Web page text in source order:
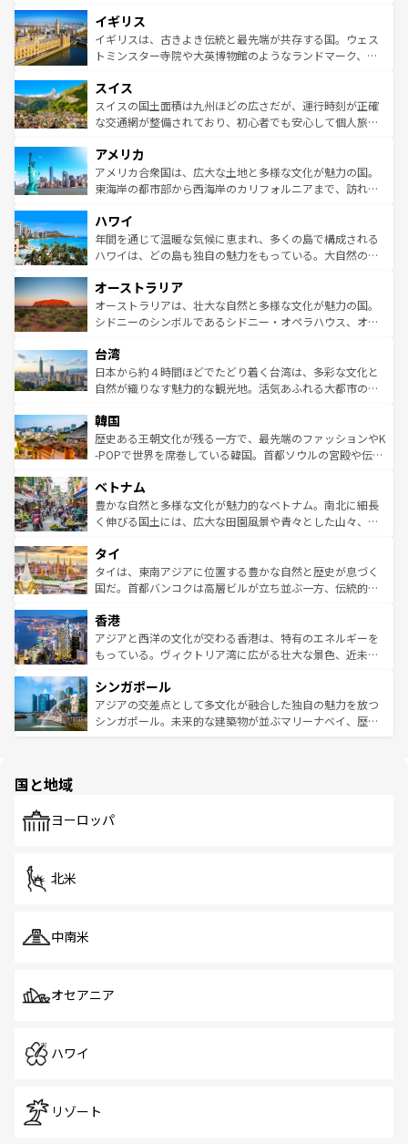
いる。シャンパンの発祥地であるランス、プロヴァンスの
香り高いラベンダー畑など、多彩な楽しみ方が可能だ。さ
らに、パリ以外の地域にも魅力が溢れており、どの街角に
れる地方に足を運ぶとそれぞれで全く異なる文化を体験で
きるだろう。 なお、新着のフランス情報はコンテンツ一覧
を参照してほしい。
顔を持つこの国は、どこを歩いても飽きることがない。ベ
ルリンの文化的活気、バイエルン州のアルプスの絶景、そ
してライン川沿いのワイン畑といった風景は必見。ビール
は、お酒好きな人にはぜひ体験してほしい。 なお、新着の
ドイツ情報はコンテンツ一覧を参照してほしい。
イギリス
イギリスは、古きよき伝統と最先端が共存する国。ウェス
トミンスター寺院や大英博物館のようなランドマーク、歴
リアごとに異なる魅力がある。また、優雅なアフタヌーン
ティー、ビール好きにはたまらない英国パブ、サッカー観
戦など、本場だからこそできる体験も豊富。イギリスを旅
ンツ一覧を参照してほしい。
スイス
スイスの国土面積は九州ほどの広さだが、運行時刻が正確
な交通網が整備されており、初心者でも安心して個人旅行
の建物がそのまま残る町や、スイスならではのユニークな
博物館もあり、アルプス観光だけでなく町歩きも満喫する
ことができる。国民の所得が高いため物価も高いが、旅行
ば市内交通費無料で観光を楽しむこともできる。 なお、新
着のスイス情報はコンテンツ一覧 を参照してほしい。
アメリカ
アメリカ合衆国は、広大な土地と多様な文化が魅力の国。
東海岸の都市部から西海岸のカリフォルニアまで、訪れる
のような巨大都市は、観光、ショッピング、エンターテイ
ンメントが詰まった刺激的なスポットだ。一方、アメリカ
西部には大自然が広がり、グランドキャニオンやイエロー
部のニューオーリンズでは、音楽と美食が融合した独特の
文化が魅力。旅行者はアメリカの各地域で異なる魅力を楽
しみながら、その多様性と豊かな歴史を感じることができ
ならではの贅沢な旅のスタイルだ。 なお、新着のアメリカ
情報はコンテンツ一覧を参照してほしい。
ハワイ
年間を通じて温暖な気候に恵まれ、多くの島で構成される
ハワイは、どの島も独自の魅力をもっている。大自然の神
ワイ島は見逃せない。また、定番の観光地といえばオアフ
島だが、静かな自然を求めるならマウイ島やカウアイ島が
おすすめ。エメラルドグリーンに輝く海をはじめ、豊かな
れるおもてなしの心で訪れる人々を迎えてくれるハワイの
人々、おいしいローカルフードやハワイアンミュージッ
ク、伝統的なフラダンスなど、すべてがハワイの魅力を彩
ワイを、存分に味わってほしい。 なお、新着のハワイ情報
はコンテンツ一覧を参照してほしい。
オーストラリア
オーストラリアは、壮大な自然と多様な文化が魅力の国。
シドニーのシンボルであるシドニー・オペラハウス、オー
リアリーフや大陸中央部にそびえるウルル（エアーズロッ
ク）、タスマニアの美しい原生林やケアンズの熱帯雨林な
ど、見どころがたくさん。また、カフェやワイン、オージ
いる。アクティビティも充実しており、サーフィンやダイ
ビング、ハイキングなど、アウトドア好きにはたまらな
い。オーストラリアの多彩な魅力を存分に味わいつくそ
参照してほしい。
台湾
日本から約４時間ほどでたどり着く台湾は、多彩な文化と
自然が織りなす魅力的な観光地。活気あふれる大都市の台
ン）、静ひつな山岳地帯である台湾東部など、都市の喧騒
と山間の静けさが共存しており、訪れる人に新しい発見と
驚きをもたらしてくれる。また、奥深い台湾の食文化も魅
容にもいいと評判のスイーツなど、バラエティ豊かな料理
が味わえる。 なお、新着の台湾情報は コンテンツ一覧を参
照してほしい。
韓国
歴史ある王朝文化が残る一方で、最先端のファッションやK
-POPで世界を席巻している韓国。首都ソウルの宮殿や伝統
き、地方に足を延ばせば四季折々の自然美を楽しむことが
できる。そして、キムチや焼肉、絶品のストリートフード
まで、さまざまな韓国料理が待っている。夜には、韓国な
リティに包まれながら、韓国の多彩な魅力を心ゆくまで味
わってみてほしい。 なお、新着の韓国情報はコンテンツ一
覧を参照してほしい。
ベトナム
豊かな自然と多様な文化が魅力的なベトナム。南北に細長
く伸びる国土には、広大な田園風景や青々とした山々、世
急速な発展と共に伝統が息づく。ハノイの古い町並みやホ
ーチミン市のフランス統治時代の建物も、独特の雰囲気を
醸し出している。また、バラエティの豊かさとおいしさで
とつ。フォーやバインミー、ベトナムコーヒーなどは、ぜ
ひ現地で味わいたい。どの地域を訪れてもあたたかい人々
が旅行者を迎えてくれるので、きっと忘れられない旅にな
参照してほしい。
タイ
タイは、東南アジアに位置する豊かな自然と歴史が息づく
国だ。首都バンコクは高層ビルが立ち並ぶ一方、伝統的な
の活気が交差している。北部ではチェンマイなどの山岳地
帯で自然と触れ合い、南部ではプーケットやクラビの美し
いビーチでリゾート気分を楽しむことができる。タイ料理
激する。気候は一年中温暖で、どの季節にも異なる楽しみ
が待っている。親しみやすいタイの人々、仏教を中心とし
た文化、そして多様な観光資源が、訪れる旅人を魅了し続
香港
アジアと西洋の文化が交わる香港は、特有のエネルギーを
もっている。ヴィクトリア湾に広がる壮大な景色、近未来
み、どこを訪れても感動するはず。観光スポットが密集し
ており、効率よく見どころを回れるのも魅力。息をのむよ
うな絶景から文化的な体験まで、香港を存分に楽しみ尽く
シンガポール
アジアの交差点として多文化が融合した独自の魅力を放つ
シンガポール。未来的な建築物が並ぶマリーナベイ、歴史
で、ホーカーズは地元の風情を楽しめる外せないスポット
国と地域
ヨーロッパ
北米
中南米
オセアニア
ハワイ
リゾート